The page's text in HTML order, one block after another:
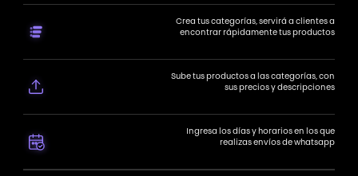
Crea tus categorías, servirá a clientes a
encontrar rápidamente tus productos
Sube tus productos a las categorías, con
sus precios y descripciones
Ingresa los días y horarios en los que
realizas envíos de whatsapp